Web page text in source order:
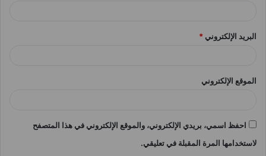
البريد الإلكتروني *
الموقع الإلكتروني
احفظ اسمي، بريدي الإلكتروني، والموقع الإلكتروني في هذا المتصفح
لاستخدامها المرة المقبلة في تعليقي.